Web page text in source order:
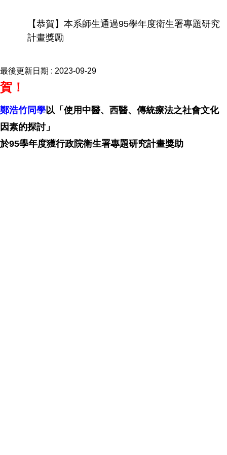
【恭賀】本系師生通過95學年度衛生署專題研究
計畫獎勵
最後更新日期 : 2023-09-29
賀！
鄭浩竹同學以「使用中醫、西醫、傳統療法之社會文化
因素的探討」
於95學年度獲行政院衛生署專題研究計畫獎助